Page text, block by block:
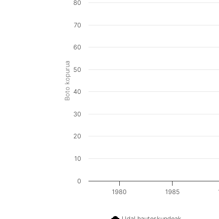
Boto kopurua
1980 1985
0
10
20
30
40
50
60
70
80